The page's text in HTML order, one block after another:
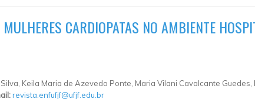
CARDIOPATAS NO AMBIENTE
Keila Maria de Azevedo Ponte, Maria Vilani Cavalcante
revista.enfufjf@ufjf.edu.br